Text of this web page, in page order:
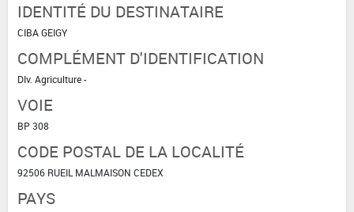
IDENTITÉ DU DESTINATAIRE
CIBA GEIGY
COMPLÉMENT D'IDENTIFICATION
DIv. Agriculture -
VOIE
BP 308
CODE POSTAL DE LA LOCALITÉ
92506 RUEIL MALMAISON CEDEX
PAYS